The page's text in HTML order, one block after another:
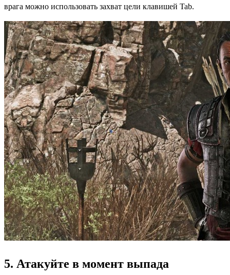
врага можно использовать захват цели клавишей Tab.
5. Атакуйте в момент выпада